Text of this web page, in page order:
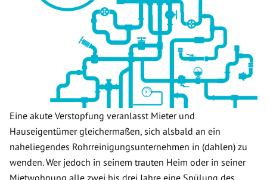
Eine akute Verstopfung veranlasst Mieter und
Hauseigentümer gleichermaßen, sich alsbald an ein
naheliegendes Rohrreinigungsunternehmen in (dahlen) zu
wenden. Wer jedoch in seinem trauten Heim oder in seiner
Mietwohnung alle zwei bis drei Jahre eine Spülung des